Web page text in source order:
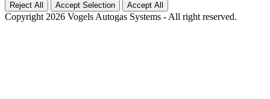
Reject All
Accept Selection Accept All
Copyright 2026 Vogels Autogas Systems - All right reserved.